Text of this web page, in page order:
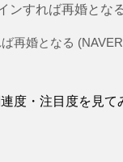
ンすれば再婚とな
再婚となる
度・注目度を見て